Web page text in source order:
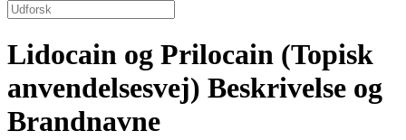
Lidocain og Prilocain (Topisk
anvendelsesvej) Beskrivelse og
Brandnavne